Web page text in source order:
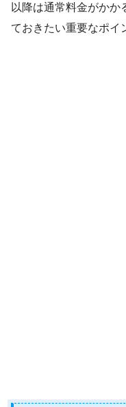
以降は通常料金がかか
ておきたい重要なポイ